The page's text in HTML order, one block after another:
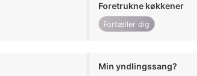
Foretrukne køkkener
Fortæller dig
Min yndlingssang?